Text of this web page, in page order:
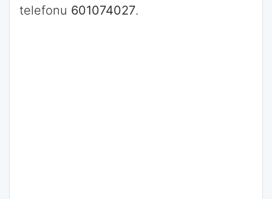
telefonu 601074027.